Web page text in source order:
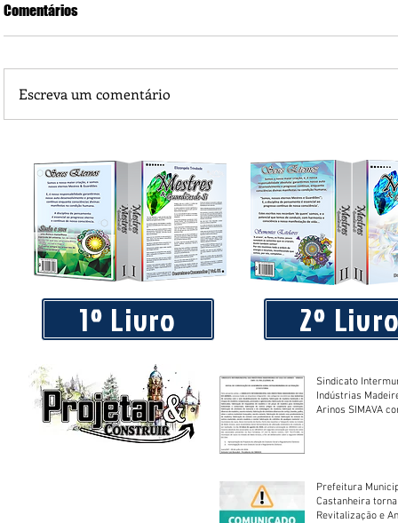
Praça 04 de Julho recebe novos equipamentos de
livre
Comentários
Escreva um comentário
1º Livro 2º
Sindicato
Indústrias
Arinos SIMAVA convoca à
Prefeitura
Castanheira
Revitalização e